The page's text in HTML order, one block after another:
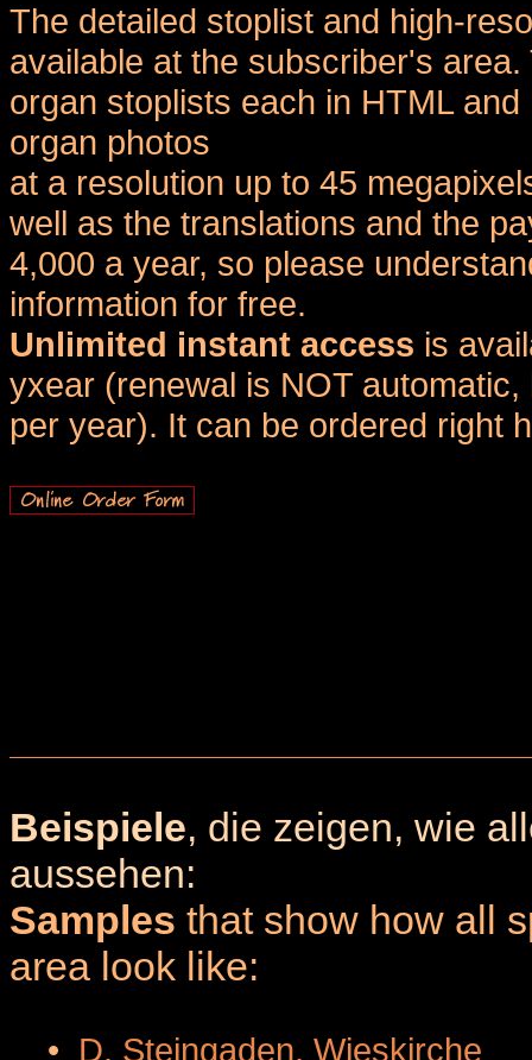
The detailed stoplist and high-
available at the subscriber's
organ stoplists each in HTML
organ photos
at a resolution up to 45
well as the translations and the
4,000 a year, so please
information for free.
Unlimited instant access is
yxear (renewal is NOT
per year). It can be ordered right
Beispiele, die zeigen, wie
aussehen:
Samples that show how all
area look like:
• D, Steingaden, Wieskirche